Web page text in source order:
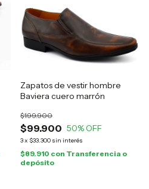
Zapatos de vestir hombre
Baviera cuero marrón
$99.900
$199.900
50% OFF
3x $33.300 sin interés
$89.910 con Transferencia o
depósito